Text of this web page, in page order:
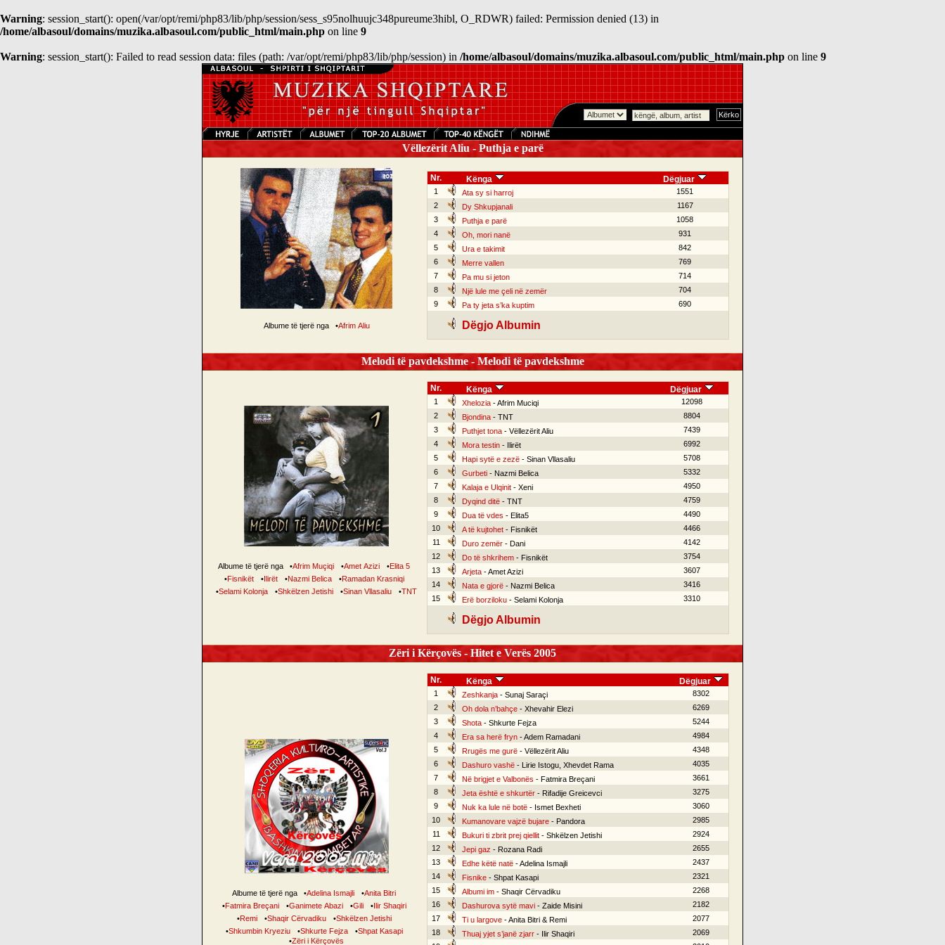
Warning: session_start(): open(/var/opt/remi/php83/lib/php/session/sess_s95nolhuujc348pureume3hibl, O_RDWR) failed: Permission denied (13) in
/home/albasoul/domains/muzika.albasoul.com/public_html/main.php on line 9
Warning: session_start(): Failed to read session data: files (path: /var/opt/remi/php83/lib/php/session) in /home/albasoul/domains/muzika.albasoul.com/public_html/main.php on line 9
Vëllezërit Aliu - Puthja e parë
Albume të tjerë nga •Afrim Aliu
Nr. Kënga Dëgjuar
1 Ata sy si harroj
1551
2
Dy Shkupjanali
1167
3
Puthja e parë
1058
4
Oh, mori nanë
931
5
Ura e takimit
842
6
Merre vallen
769
7
Pa mu si jeton
714
8
Një lule me çeli në zemër
704
9
Pa ty jeta s’ka kuptim 690
Dëgjo Albumin
Melodi të pavdekshme - Melodi të pavdekshme
Albume të tjerë nga •Afrim Muçiqi •Amet Azizi •Elita 5
•Fisnikët •Ilirët •Nazmi Belica •Ramadan Krasniqi
•Selami Kolonja •Shkëlzen Jetishi •Sinan Vllasaliu •TNT
Nr. Kënga Dëgjuar
1 Xhelozia- Afrim Muciqi
12098
2
Bjondina- TNT
8804
3
Puthjet tona- Vëllezërit Aliu
7439
4
Mora testin- Ilirët
6992
5
Hapi sytë e zezë- Sinan Vllasaliu
5708
6
Gurbeti- Nazmi Belica
5332
7
Kalaja e Ulqinit- Xeni
4950
8
Dyqind ditë- TNT
4759
9
Dua të vdes - Elita5
4490
10
A të kujtohet- Fisnikët
4466
11
Duro zemër- Dani
4142
12
Do të shkrihem- Fisnikët
3754
13
Arjeta- Amet Azizi
3607
14
Nata e gjorë- Nazmi Belica
3416
15
Erë borziloku- Selami Kolonja 3310
Dëgjo Albumin
Zëri i Kërçovës - Hitet e Verës 2005
Albume të tjerë nga •Adelina Ismajli •Anita Bitri
•Fatmira Breçani •Ganimete Abazi •Gili •Ilir Shaqiri
•Remi •Shaqir Cërvadiku •Shkëlzen Jetishi
•Shkumbin Kryeziu •Shkurte Fejza •Shpat Kasapi
•Zëri i Kërçovës
Nr. Kënga Dëgjuar
1 Zeshkanja- Sunaj Saraçi
8302
2
Oh dola n’bahçe- Xhevahir Elezi
6269
3
Shota- Shkurte Fejza
5244
4
Era sa herë fryn- Adem Ramadani
4984
5
Rrugës me gurë- Vëllezërit Aliu
4348
6
Dashuro vashë- Lirie Istogu, Xhevdet Rama
4035
7
Në brigjet e Valbonës - Fatmira Breçani
3661
8
Jeta është e shkurtër- Rifadije Greicevci
3275
9
Nuk ka lule në botë- Ismet Bexheti
3060
10
Kumanovare vajzë bujare- Pandora
2985
11
Bukuri ti zbrit prej qiellit- Shkëlzen Jetishi
2924
12
Jepi gaz - Rozana Radi
2655
13
Edhe këtë natë- Adelina Ismajli
2437
14
Fisnike- Shpat Kasapi
2321
15
Albumi im- Shaqir Cërvadiku
2268
16
Dashurova sytë mavi- Zaide Misini
2182
17
Ti u largove- Anita Bitri & Remi
2077
18
Thuaj yjet s’janë zjarr- Ilir Shaqiri
2069